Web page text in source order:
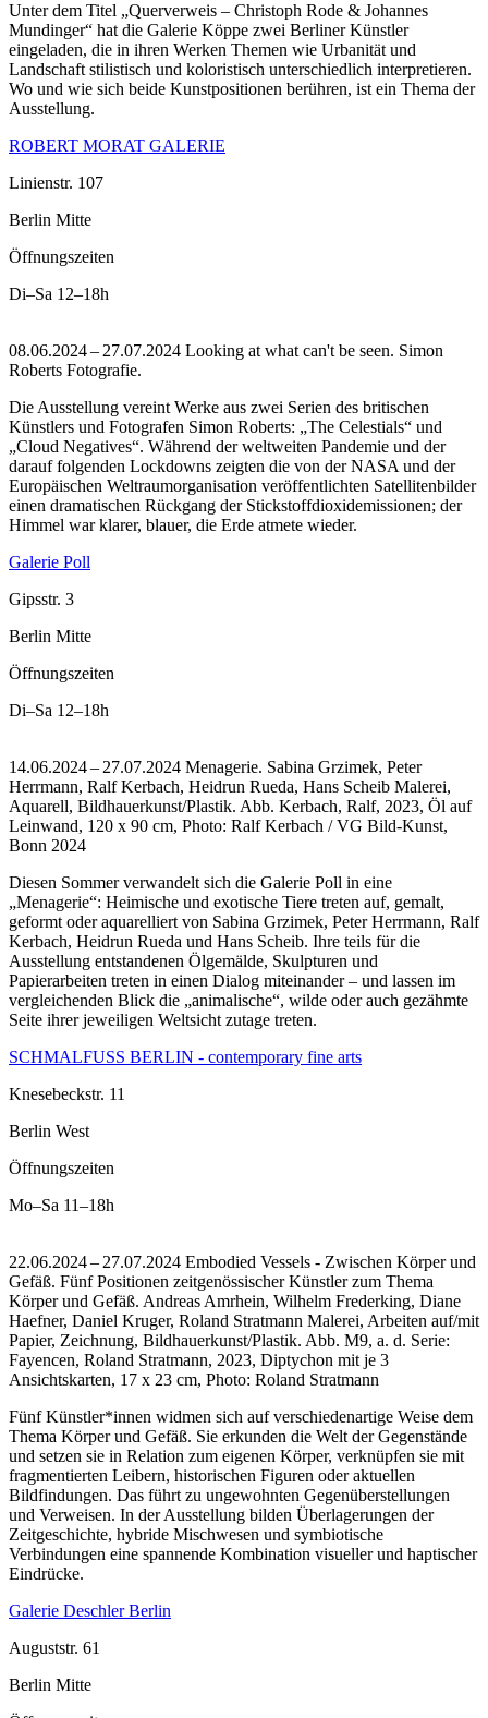
Unter dem Titel „Querverweis – Christoph Rode & Johannes
Mundinger“ hat die Galerie Köppe zwei Berliner Künstler
eingeladen, die in ihren Werken Themen wie Urbanität und
Landschaft stilistisch und koloristisch unterschiedlich interpretieren.
Wo und wie sich beide Kunstpositionen berühren, ist ein Thema der
Ausstellung.
ROBERT MORAT GALERIE
Linienstr. 107
Berlin Mitte
Öffnungszeiten
Di–Sa 12–18h
08.06.2024 – 27.07.2024 Looking at what can't be seen. Simon
Roberts Fotografie.
Die Ausstellung vereint Werke aus zwei Serien des britischen
Künstlers und Fotografen Simon Roberts: „The Celestials“ und
„Cloud Negatives“. Während der weltweiten Pandemie und der
darauf folgenden Lockdowns zeigten die von der NASA und der
Europäischen Weltraumorganisation veröffentlichten Satellitenbilder
einen dramatischen Rückgang der Stickstoffdioxidemissionen; der
Himmel war klarer, blauer, die Erde atmete wieder.
Galerie Poll
Gipsstr. 3
Berlin Mitte
Öffnungszeiten
Di–Sa 12–18h
14.06.2024 – 27.07.2024 Menagerie. Sabina Grzimek, Peter
Herrmann, Ralf Kerbach, Heidrun Rueda, Hans Scheib Malerei,
Aquarell, Bildhauerkunst/Plastik. Abb. Kerbach, Ralf, 2023, Öl auf
Leinwand, 120 x 90 cm, Photo: Ralf Kerbach / VG Bild-Kunst,
Bonn 2024
Diesen Sommer verwandelt sich die Galerie Poll in eine
„Menagerie“: Heimische und exotische Tiere treten auf, gemalt,
geformt oder aquarelliert von Sabina Grzimek, Peter Herrmann, Ralf
Kerbach, Heidrun Rueda und Hans Scheib. Ihre teils für die
Ausstellung entstandenen Ölgemälde, Skulpturen und
Papierarbeiten treten in einen Dialog miteinander – und lassen im
vergleichenden Blick die „animalische“, wilde oder auch gezähmte
Seite ihrer jeweiligen Weltsicht zutage treten.
SCHMALFUSS BERLIN - contemporary fine arts
Knesebeckstr. 11
Berlin West
Öffnungszeiten
Mo–Sa 11–18h
22.06.2024 – 27.07.2024 Embodied Vessels - Zwischen Körper und
Gefäß. Fünf Positionen zeitgenössischer Künstler zum Thema
Körper und Gefäß. Andreas Amrhein, Wilhelm Frederking, Diane
Haefner, Daniel Kruger, Roland Stratmann Malerei, Arbeiten auf/mit
Papier, Zeichnung, Bildhauerkunst/Plastik. Abb. M9, a. d. Serie:
Fayencen, Roland Stratmann, 2023, Diptychon mit je 3
Ansichtskarten, 17 x 23 cm, Photo: Roland Stratmann
Fünf Künstler*innen widmen sich auf verschiedenartige Weise dem
Thema Körper und Gefäß. Sie erkunden die Welt der Gegenstände
und setzen sie in Relation zum eigenen Körper, verknüpfen sie mit
fragmentierten Leibern, historischen Figuren oder aktuellen
Bildfindungen. Das führt zu ungewohnten Gegenüberstellungen
und Verweisen. In der Ausstellung bilden Überlagerungen der
Zeitgeschichte, hybride Mischwesen und symbiotische
Verbindungen eine spannende Kombination visueller und haptischer
Eindrücke.
Galerie Deschler Berlin
Auguststr. 61
Berlin Mitte